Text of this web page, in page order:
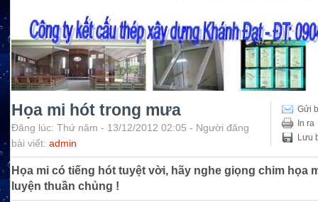
Gửi
In ra
Lưu
Họa mi hót trong mưa
Đăng lúc: Thứ năm - 13/12/2012 02:05 - Người đăng
bài viết: admin
Họa mi có tiếng hót tuyệt vời, hãy nghe giọng chim họa
luyện thuần chủng !